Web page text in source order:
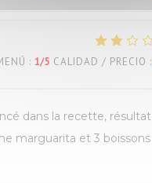
: 1/5 CALIDAD / PRECIO :
dans la recette, résultat
marguarita et 3 boissons